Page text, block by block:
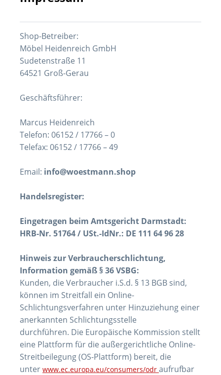
Shop-Betreiber:
Möbel Heidenreich GmbH
Sudetenstraße 11
64521 Groß-Gerau
Geschäftsführer:
Marcus Heidenreich
Telefon: 06152 / 17766 – 0
Telefax: 06152 / 17766 – 49
Email: info@woestmann.shop
Handelsregister:
Eingetragen beim Amtsgericht Darmstadt:
HRB-Nr. 51764 / USt.-IdNr.: DE 111 64 96 28
Hinweis zur Verbraucherschlichtung,
Information gemäß § 36 VSBG:
Kunden, die Verbraucher i.S.d. § 13 BGB sind,
können im Streitfall ein Online-
Schlichtungsverfahren unter Hinzuziehung einer
anerkannten Schlichtungsstelle
durchführen. Die Europäische Kommission stellt
eine Plattform für die außergerichtliche Online-
Streitbeilegung (OS-Plattform) bereit, die
unter www.ec.europa.eu/consumers/odr aufrufbar